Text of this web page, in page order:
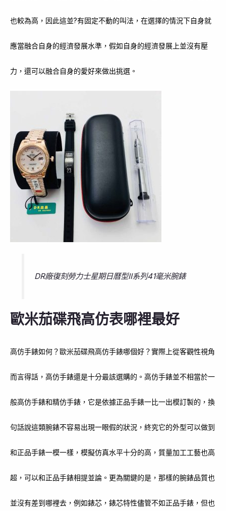
也較為高，因此這並?有固定不動的叫法，在選擇的情況下自身就
應當融合自身的經濟發展水準，假如自身的經濟發展上並沒有壓
力，還可以融合自身的愛好來做出挑選。
DR廠復刻勞力士星期日曆型II系列41毫米腕錶
歐米茄碟飛高仿表哪裡最好
高仿手錶如何？歐米茄碟飛高仿手錶哪個好？實際上從客觀性視角
而言得話，高仿手錶還是十分最該選購的。高仿手錶並不相當於一
般高仿手錶和精仿手錶，它是依據正品手錶一比一出模訂製的，換
句話說這類腕錶不容易出現一眼假的狀況，終究它的外型可以做到
和正品手錶一模一樣，模擬仿真水平十分的高，質量加工工藝也高
超，可以和正品手錶相提並論。更為關鍵的是，那樣的腕錶品質也
並沒有差到哪裡去，例如錶芯，錶芯特性儘管不如正品手錶，但也